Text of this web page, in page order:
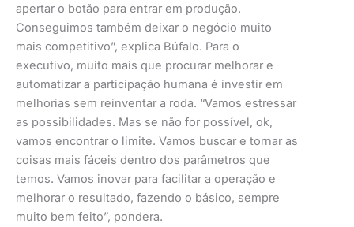
apertar o botão para entrar em produção.
Conseguimos também deixar o negócio muito
mais competitivo”, explica Búfalo. Para o
executivo, muito mais que procurar melhorar e
automatizar a participação humana é investir em
melhorias sem reinventar a roda. “Vamos estressar
as possibilidades. Mas se não for possível, ok,
vamos encontrar o limite. Vamos buscar e tornar as
coisas mais fáceis dentro dos parâmetros que
temos. Vamos inovar para facilitar a operação e
melhorar o resultado, fazendo o básico, sempre
muito bem feito”, pondera.